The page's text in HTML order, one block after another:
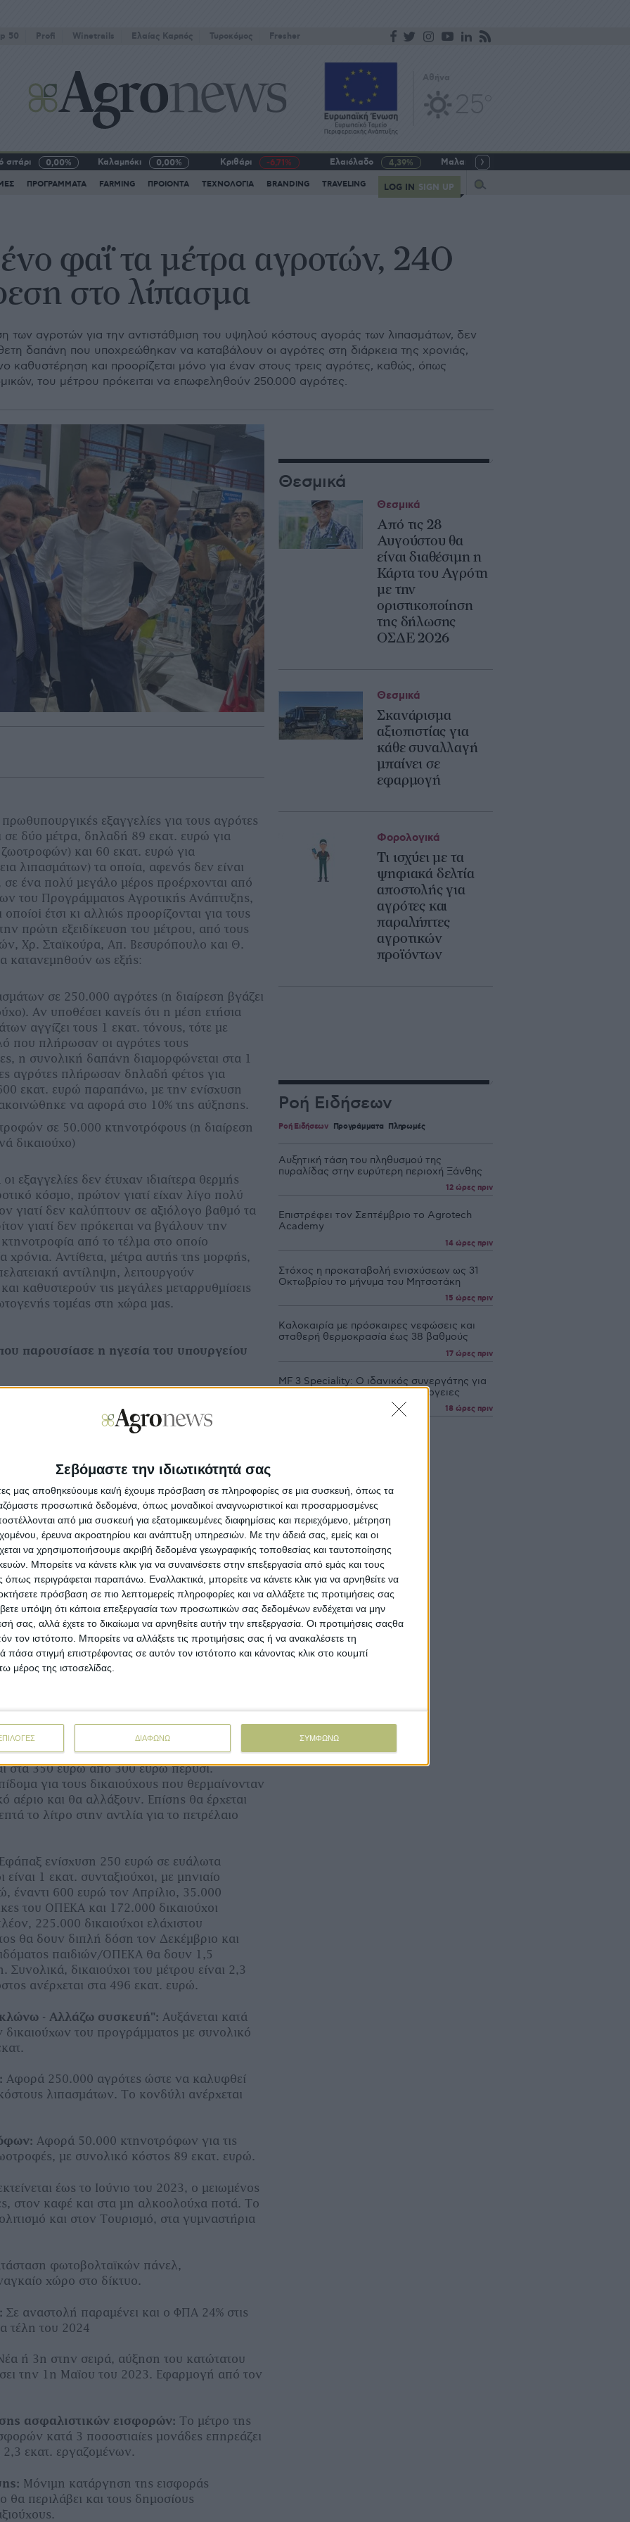
Σεβόμαστε την ιδιωτικότητά σας
μας αποθηκεύουμε και/ή έχουμε πρόσβαση σε πληροφορίες σε μια συσκευή, όπως τα
προσωπικά δεδομένα, όπως μοναδικοί αναγνωριστικοί και προσαρμοσμένες
από μια συσκευή για εξατομικευμένες διαφημίσεις και περιεχόμενο, μέτρηση
έρευνα ακροατηρίου και ανάπτυξη υπηρεσιών. Με την άδειά σας, εμείς και οι
να χρησιμοποιήσουμε ακριβή δεδομένα γεωγραφικής τοποθεσίας και ταυτοποίησης
Μπορείτε να κάνετε κλικ για να συναινέσετε στην επεξεργασία από εμάς και τους
περιγράφεται παραπάνω. Εναλλακτικά, μπορείτε να κάνετε κλικ για να αρνηθείτε να
πρόσβαση σε πιο λεπτομερείς πληροφορίες και να αλλάξετε τις προτιμήσεις σας
υπόψη ότι κάποια επεξεργασία των προσωπικών σας δεδομένων ενδέχεται να μην
σας, αλλά έχετε το δικαίωμα να αρνηθείτε αυτήν την επεξεργασία. Οι προτιμήσεις σαςθα
τον ιστότοπο. Μπορείτε να αλλάξετε τις προτιμήσεις σας ή να ανακαλέσετε τη
στιγμή επιστρέφοντας σε αυτόν τον ιστότοπο και κάνοντας κλικ στο κουμπί
μέρος της ιστοσελίδας.
ΔΙΑΦΩΝΩ ΣΥΜΦΩΝΩ
50 Profi Winetrails Eλαίας Καρπός Τυροκόμος Fresher
σιτάρι 0,00% Καλαμπόκι 0,00% Κριθάρι -6,71% Ελαιόλαδο 4,39% Μαλακό σιτάρι
ΠΡΟΓΡΑΜΜΑΤΑ FARMING ΠΡΟΙΟΝΤΑ ΤΕΧΝΟΛΟΓΙΑ BRANDING TRAVELING LOG IN SIGN UP
φαΐ τα μέτρα αγροτών, 240
στο λίπασμα
των αγροτών για την αντιστάθμιση του υψηλού κόστους αγοράς των λιπασμάτων, δεν
δαπάνη που υποχρεώθηκαν να καταβάλουν οι αγρότες στη διάρκεια της χρονιάς,
καθυστέρηση και προορίζεται μόνο για έναν στους τρεις αγρότες, καθώς, όπως
του μέτρου πρόκειται να επωφεληθούν 250.000 αγρότες.
εξαγγελίες για τους αγρότες
σε δύο μέτρα, δηλαδή 89 εκατ. ευρώ για
και 60 εκατ. ευρώ για
λιπασμάτων) τα οποία, αφενός δεν είναι
σε ένα πολύ μεγάλο μέρος προέρχονται από
του Προγράμματος Αγροτικής Ανάπτυξης,
οποίoi έτσι κι αλλιώς προορίζονται για τους
πρώτη εξειδίκευση του μέτρου, από τους
Χρ. Σταϊκούρα, Απ. Βεσυρόπουλο και Θ.
κατανεμηθούν ως εξής:
σε 250.000 αγρότες (η διαίρεση βγάζει
Αν υποθέσει κανείς ότι η μέση ετήσια
αγγίζει τους 1 εκατ. τόνους, τότε με
που πλήρωσαν οι αγρότες τους
η συνολική δαπάνη διαμορφώνεται στα 1
αγρότες πλήρωσαν δηλαδή φέτος για
εκατ. ευρώ παραπάνω, με την ενίσχυση
να αφορά στο 10% της αύξησης.
σε 50.000 κτηνοτρόφους (η διαίρεση
δικαιούχο)
εξαγγελίες δεν έτυχαν ιδιαίτερα θερμής
κόσμο, πρώτον γιατί είχαν λίγο πολύ
γιατί δεν καλύπτουν σε αξιόλογο βαθμό τα
γιατί δεν πρόκειται να βγάλουν την
από το τέλμα στο οποίο
χρόνια. Αντίθετα, μέτρα αυτής της μορφής,
αντίληψη, λειτουργούν
καθυστερούν τις μεγάλες μεταρρυθμίσεις
τομέας στη χώρα μας.
παρουσίασε η ηγεσία του υπουργείου
για τον άγαμο και σε 24.000 ευρώ από
προσαυξανόμενα κατά 3.000 ευρώ για
βάσης για την υπολογισμό με βάση της
στα 350 ευρώ από 300 ευρώ πέρυσι.
για τους δικαιούχους που θερμαίνονταν
αέριο και θα αλλάξουν. Επίσης θα έρχεται
το λίτρο στην αντλία για το πετρέλαιο
Εφάπαξ ενίσχυση 250 ευρώ σε ευάλωτα
είναι 1 εκατ. συνταξιούχοι, με μηνιαίο
έναντι 600 ευρώ τον Απρίλιο, 35.000
του ΟΠΕΚΑ και 172.000 δικαιούχοι
225.000 δικαιούχοι ελάχιστου
θα δουν διπλή δόση τον Δεκέμβριο και
παιδιών/ΟΠΕΚΑ θα δουν 1,5
Συνολικά, δικαιούχοι του μέτρου είναι 2,3
ανέρχεται στα 496 εκατ. ευρώ.
- Αλλάζω συσκευή": Αυξάνεται κατά
του προγράμματος με συνολικό
Αφορά 250.000 αγρότες ώστε να καλυφθεί
λιπασμάτων. Το κονδύλι ανέρχεται
Αφορά 50.000 κτηνοτρόφων για τις
με συνολικό κόστος 89 εκατ. ευρώ.
έως το Ιούνιο του 2023, ο μειωμένος
στον καφέ και στα μη αλκοολούχα ποτά. Το
και στον Τουρισμό, στα γυμναστήρια
φωτοβολταϊκών πάνελ,
χώρο στο δίκτυο.
Σε αναστολή παραμένει και ο ΦΠΑ 24% στις
τέλη του 2024
ή 3η στην σειρά, αύξηση του κατώτατου
την 1η Μαΐου του 2023. Εφαρμογή από τον
ασφαλιστικών εισφορών: Το μέτρο της
κατά 3 ποσοστιαίες μονάδες επηρεάζει
2,3 εκατ. εργαζομένων.
Μόνιμη κατάργηση της εισφοράς
περιλάβει και τους δημοσίους
Θεσμικά
Από τις 28
Αυγούστου θα
είναι διαθέσιμη η
Κάρτα του Αγρότη
με την
οριστικοποίηση
της δήλωσης
ΟΣΔΕ 2026
Θεσμικά
Σκανάρισμα
αξιοπιστίας για
κάθε συναλλαγή
μπαίνει σε
εφαρμογή
Θεσμικά
Τι ισχύει με τα
ψηφιακά δελτία
αποστολής για
αγρότες και
παραλήπτες
αγροτικών
προϊόντων
Φορολογικά
Ροή Ειδήσεων
Ροή Ειδήσεων Προγράμματα Πληρωμές
Αυξητική τάση του πληθυσμού της
πυραλίδας στην ευρύτερη περιοχή Ξάνθης
12 ώρες πριν
Επιστρέφει τον Σεπτέμβριο το Agrotech
Academy
14 ώρες πριν
Στόχος η προκαταβολή ενισχύσεων ως 31
Οκτωβρίου το μήνυμα του Μητσοτάκη
15 ώρες πριν
Καλοκαιρία με πρόσκαιρες νεφώσεις και
σταθερή θερμοκρασία έως 38 βαθμούς
17 ώρες πριν
MF 3 Speciality: Ο ιδανικός συνεργάτης για
όλες τις εξειδικευµένες καλλιέργειες
18 ώρες πριν